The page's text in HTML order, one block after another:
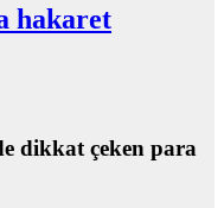
hakaret
dikkat çeken para